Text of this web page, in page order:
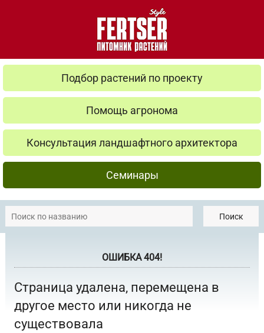
Подбор растений по проекту
Помощь агронома
Консультация ландшафтного архитектора
Семинары
Поиск
ОШИБКА 404!
Страница удалена, перемещена в
другое место или никогда не
существовала